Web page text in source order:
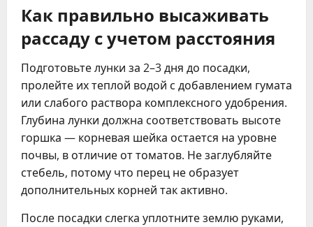
Как правильно высаживать
рассаду с учетом расстояния
Подготовьте лунки за 2–3 дня до посадки,
пролейте их теплой водой с добавлением гумата
или слабого раствора комплексного удобрения.
Глубина лунки должна соответствовать высоте
горшка — корневая шейка остается на уровне
почвы, в отличие от томатов. Не заглубляйте
стебель, потому что перец не образует
дополнительных корней так активно.
После посадки слегка уплотните землю руками,